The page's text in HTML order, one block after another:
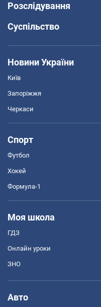
Розслідування
Суспільство
Новини України
Київ
Запоріжжя
Черкаси
Спорт
Футбол
Хокей
Формула-1
Моя школа
ГДЗ
Онлайн уроки
ЗНО
Авто